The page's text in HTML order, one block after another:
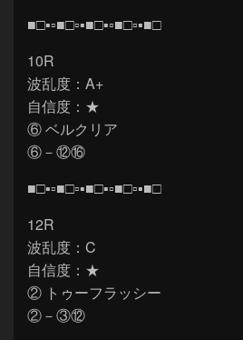
■□▪▫■□▫▪■□▪▫■□▫▪■□
10R
波乱度：A+
自信度：★
⑥ ベルクリア
⑥－⑫⑯
■□▪▫■□▫▪■□▪▫■□▫▪■□
12R
波乱度：C
自信度：★
② トゥーフラッシー
②－③⑫